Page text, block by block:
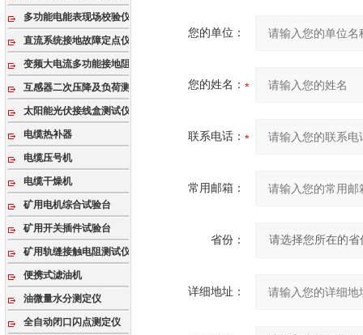
多功能电能表现场校验仪
直流系统接地故障定点仪
变频大电流多功能接地阻抗测试系统
互感器二次压降及负荷测试仪
太阳能光伏接线盒测试仪
电缆热补器
电缆压号机
电缆干燥机
矿用电机综合试验台
矿用开关插件试验台
矿用轨缝接触电阻测试仪
便携式滤油机
油微量水分测定仪
全自动闭口闪点测定仪
您的单位：
您的姓名：
联系电话：
常用邮箱：
省份：
详细地址：